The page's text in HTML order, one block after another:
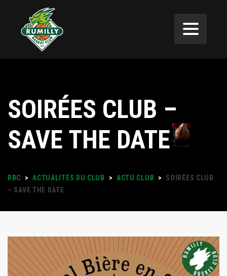
SOIRÉES CLUB –
SAVE THE DATE
RBC > ACTUALITÉS DU CLUB > ACTU CLUB >
SOIRÉES CLUB
– SAVE THE DATE